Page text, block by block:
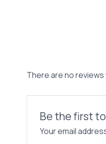
There are no reviews
Your email